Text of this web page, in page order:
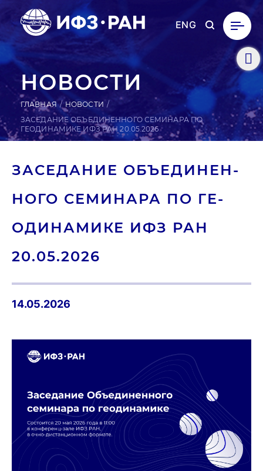
ENG
НОВОСТИ
ГЛАВНАЯ
НОВОСТИ
ЗАСЕДАНИЕ ОБЪЕДИНЕННОГО СЕМИНАРА ПО
ГЕОДИНАМИКЕ ИФЗ РАН 20.05.2026
ЗА­СЕДА­НИЕ ОБЪ­ЕДИ­НЕН­
НО­ГО СЕ­МИНА­РА ПО ГЕ­
ОДИ­НАМИ­КЕ ИФЗ РАН
20.05.2026
14.05.2026